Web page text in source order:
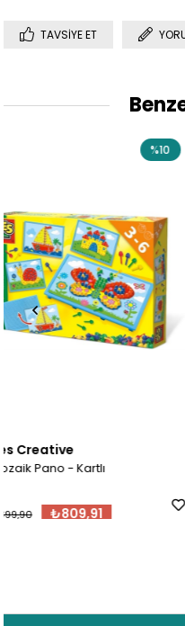
TAVSIYE ET
Beedz- Ütü
Eğlenceli
₺799,90